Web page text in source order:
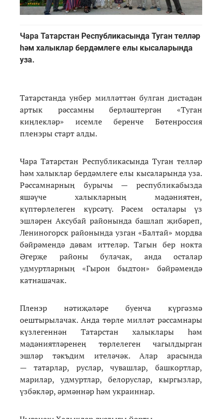
Чара Татарстан Республикасында Туган телләр
һәм халыклар бердәмлеге елы кысаларында
уза.
Татарстанда унбер милләттән булган дистәдән
артык рәссамны берләштергән «Туган
киңлекләр» исемле беренче Бөтенроссия
пленэры старт алды.
Чара Татарстан Республикасында Туган телләр
һәм халыклар бердәмлеге елы кысаларында уза.
Рәссамнарның бурычы — республикабызда
яшәүче халыкларның мәдәниятен,
күптөрлелеген күрсәтү. Рәсем осталары үз
эшләрен Аксубай районында башлап җибәреп,
Лениногорск районында узган «Балтай» мордва
бәйрәмендә дәвам иттеләр. Тагын бер нокта
Әгерҗе районы булачак, анда осталар
удмуртларның «Гырон быдтон» бәйрәмендә
катнашачак.
Пленэр нәтиҗәләре буенча күргәзмә
оештырылачак. Анда төрле милләт рәссамнары
күзлегеннән Татарстан халыклары һәм
мәдәниятләренең төрлелеген чагылдырган
эшләр тәкъдим ителәчәк. Алар арасында
— татарлар, руслар, чувашлар, башкортлар,
марилар, удмуртлар, белоруслар, кыргызлар,
үзбәкләр, әрмәннәр һәм украиннар.